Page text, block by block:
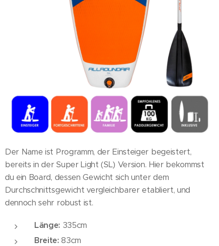
Der Name ist Programm, der Einsteiger begeistert,
bereits in der Super Light (SL) Version. Hier bekommst
du ein Board, dessen Gewicht sich unter dem
Durchschnittsgewicht vergleichbarer etabliert, und
dennoch sehr robust ist.
Länge: 335cm
Breite:83cm